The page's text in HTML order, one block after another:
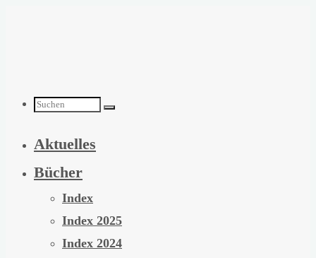
Suchen
nach:
Aktuelles
Bücher
Index
Index 2025
Index 2024